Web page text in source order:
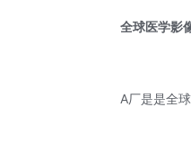
全球医学影
A厂是是全